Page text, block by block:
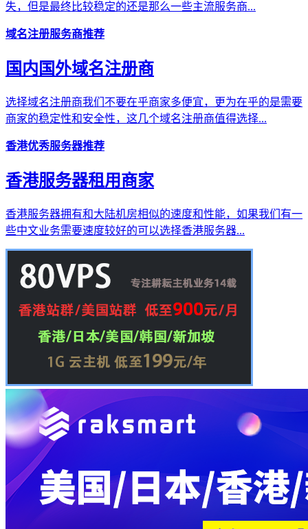
失，但是最终比较稳定的还是那么一些主流服务商...
域名注册服务商推荐
国内国外域名注册商
选择域名注册商我们不要在乎商家多便宜，更为在乎的是需要
商家的稳定性和安全性，这几个域名注册商值得选择...
香港优秀服务器推荐
香港服务器租用商家
香港服务器拥有和大陆机房相似的速度和性能，如果我们有一
些中文业务需要速度较好的可以选择香港服务器...